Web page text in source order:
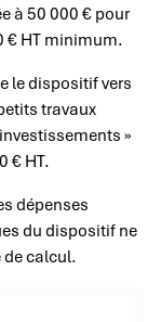
à 50 000 € pour
€ HT minimum.
le dispositif vers
travaux
»
€ HT.
dépenses
du dispositif ne
de calcul.